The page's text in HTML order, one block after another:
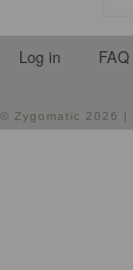
Log in FAQ
© Zygomatic 2026 |